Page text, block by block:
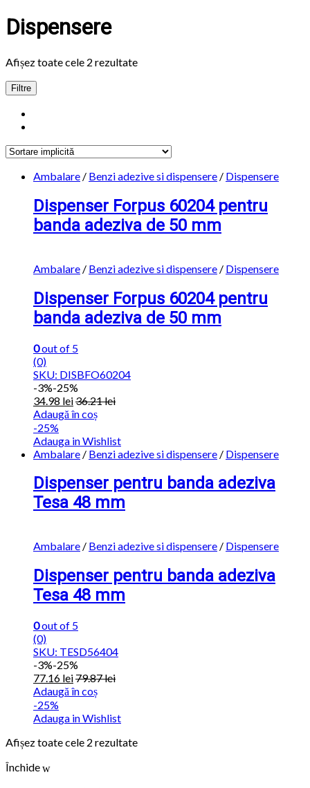
Dispensere
Afișez toate cele 2 rezultate
Filtre
Ambalare / Benzi adezive si dispensere / Dispensere
Dispenser Forpus 60204 pentru
banda adeziva de 50 mm
Ambalare / Benzi adezive si dispensere / Dispensere
Dispenser Forpus 60204 pentru
banda adeziva de 50 mm
0out of 5
(0)
SKU: DISBFO60204
-3%-25%
34.98 lei36.21lei
Adaugă în coș
-25%
Adauga in Wishlist
Ambalare / Benzi adezive si dispensere / Dispensere
Dispenser pentru banda adeziva
Tesa 48 mm
Ambalare / Benzi adezive si dispensere / Dispensere
Dispenser pentru banda adeziva
Tesa 48 mm
0out of 5
(0)
SKU: TESD56404
-3%-25%
77.16 lei79.87lei
Adaugă în coș
-25%
Adauga in Wishlist
Afișez toate cele 2 rezultate
Închide